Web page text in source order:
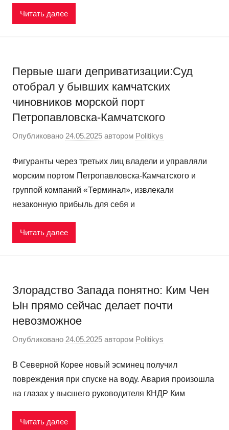
Читать далее
Первые шаги деприватизации:Суд
отобрал у бывших камчатских
чиновников морской порт
Петропавловска-​Камчатского
Опубликовано 24.05.2025 автором Politikys
Фигуранты через третьих лиц владели и управляли
морским портом Петропавловска-​Камчатского и
группой компаний «Терминал», извлекали
незаконную прибыль для себя и
Читать далее
Злорадство Запада понятно: Ким Чен
Ын прямо сейчас делает почти
невозможное
Опубликовано 24.05.2025 автором Politikys
В Северной Корее новый эсминец получил
повреждения при спуске на воду. Авария произошла
на глазах у высшего руководителя КНДР Ким
Читать далее